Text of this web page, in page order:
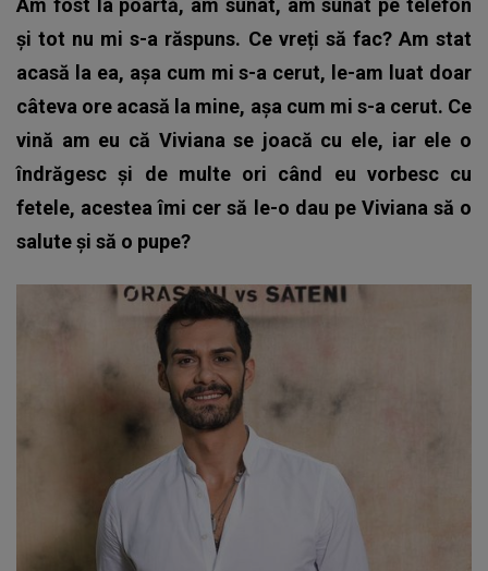
și tot nu mi s-a răspuns. Ce vreți să fac? Am stat
acasă la ea, așa cum mi s-a cerut, le-am luat doar
câteva ore acasă la mine, așa cum mi s-a cerut. Ce
vină am eu că Viviana se joacă cu ele, iar ele o
îndrăgesc și de multe ori când eu vorbesc cu
fetele, acestea îmi cer să le-o dau pe Viviana să o
salute și să o pupe?